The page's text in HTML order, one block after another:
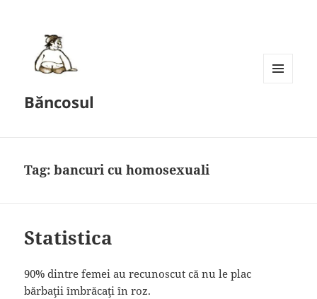
Băncosul
Tag:bancuri cu homosexuali
Statistica
90% dintre femei au recunoscut că nu le plac
bărbaţii îmbrăcaţi în roz.